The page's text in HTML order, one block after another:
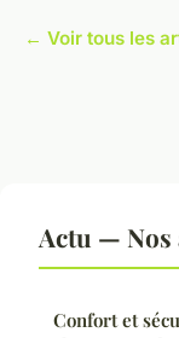
← Voir tous les
Actu — Nos
Confort et